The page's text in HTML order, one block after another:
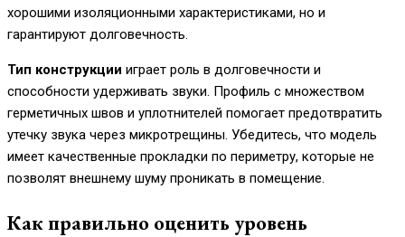
хорошими изоляционными характеристиками, но и
гарантируют долговечность.
Тип конструкции играет роль в долговечности и
способности удерживать звуки. Профиль с множеством
герметичных швов и уплотнителей помогает предотвратить
утечку звука через микротрещины. Убедитесь, что модель
имеет качественные прокладки по периметру, которые не
позволят внешнему шуму проникать в помещение.
Как правильно оценить уровень